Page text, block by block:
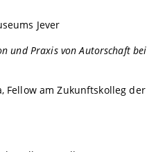
Jever
und Praxis von Autorschaft bei
Fellow am Zukunftskolleg der